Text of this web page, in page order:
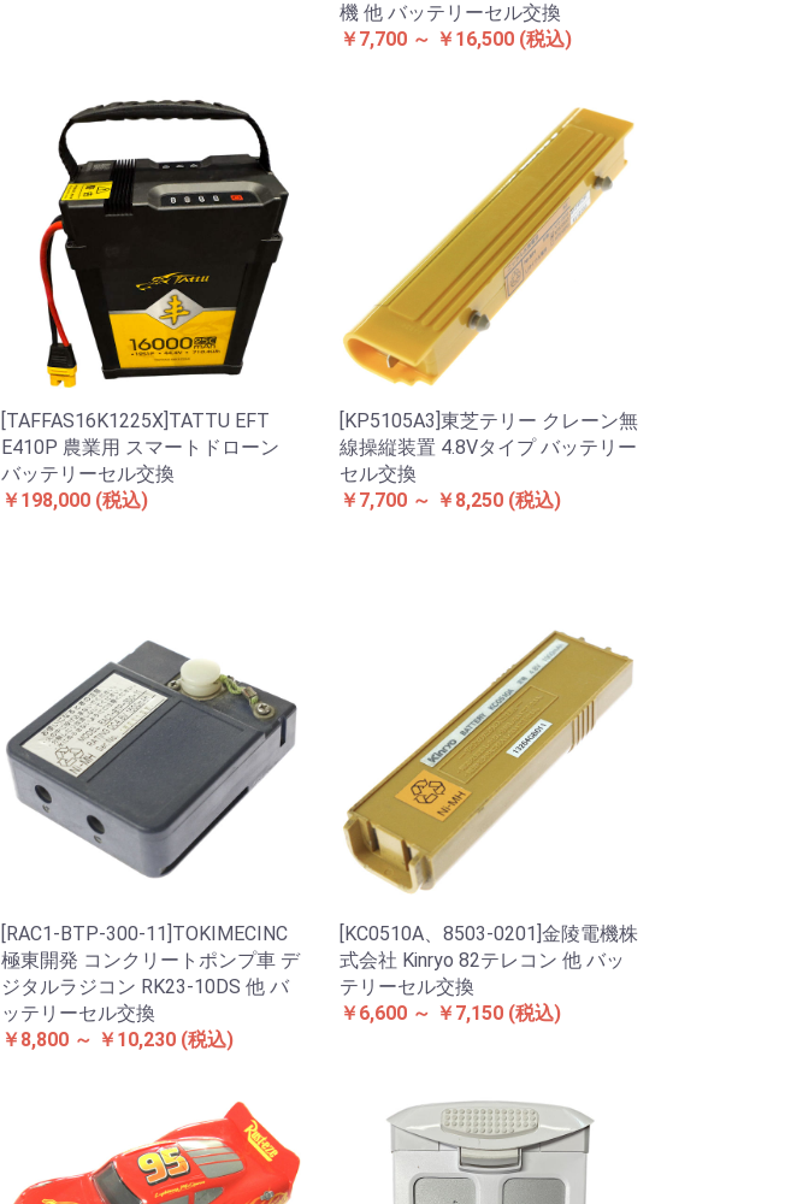
機 他 バッテリーセル交換
￥7,700 ～ ￥16,500 (税込)
[TAFFAS16K1225X]TATTU EFT
E410P 農業用 スマートドローン
バッテリーセル交換
￥198,000 (税込)
[KP5105A3]東芝テリー クレーン無
線操縦装置 4.8Vタイプ バッテリー
セル交換
￥7,700 ～ ￥8,250 (税込)
[RAC1-BTP-300-11]TOKIMECINC
極東開発 コンクリートポンプ車 デ
ジタルラジコン RK23-10DS 他 バ
ッテリーセル交換
￥8,800 ～ ￥10,230 (税込)
[KC0510A、8503-0201]金陵電機株
式会社 Kinryo 82テレコン 他 バッ
テリーセル交換
￥6,600 ～ ￥7,150 (税込)